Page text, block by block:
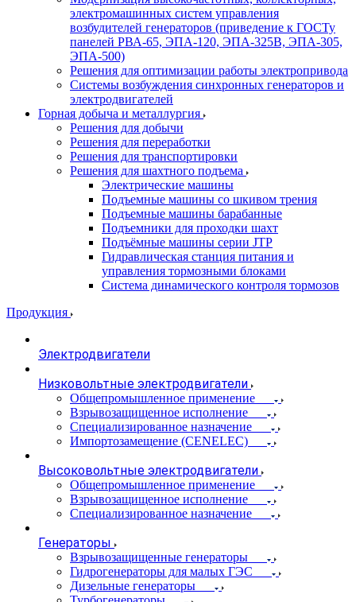
электромашинных систем управления
возбудителей генераторов (приведение к ГОСТу
панелей РВА-65, ЭПА-120, ЭПА-325В, ЭПА-305,
ЭПА-500)
Решения для оптимизации работы электропривода
Системы возбуждения синхронных генераторов и
электродвигателей
Горная добыча и металлургия
Решения для добычи
Решения для переработки
Решения для транспортировки
Решения для шахтного подъема
Электрические машины
Подъемные машины со шкивом трения
Подъемные машины барабанные
Подъемники для проходки шахт
Подъёмные машины серии JTP
Гидравлическая станция питания и
управления тормозными блоками
Система динамического контроля тормозов
Продукция
Электродвигатели
Низковольтные электродвигатели
Общепромышленное применение
Взрывозащищенное исполнение
Специализированное назначение
Импортозамещение (CENELEC)
Высоковольтные электродвигатели
Общепромышленное применение
Взрывозащищенное исполнение
Специализированное назначение
Генераторы
Взрывозащищенные генераторы
Гидрогенераторы для малых ГЭС
Дизельные генераторы